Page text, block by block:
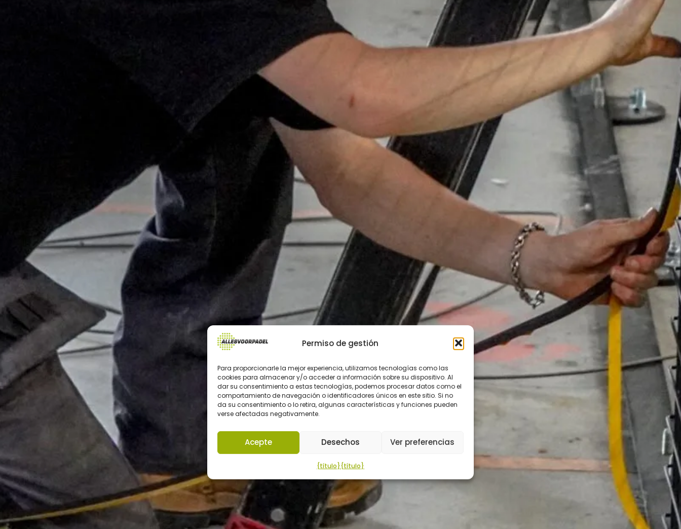
Permiso de gestión
Para proporcionarle la mejor experiencia, utilizamos tecnologías como las
cookies para almacenar y/o acceder a información sobre su dispositivo. Al
dar su consentimiento a estas tecnologías, podemos procesar datos como el
comportamiento de navegación o identificadores únicos en este sitio. Si no
da su consentimiento o lo retira, algunas características y funciones pueden
verse afectadas negativamente.
Acepte Desechos Ver preferencias
{título}{título}